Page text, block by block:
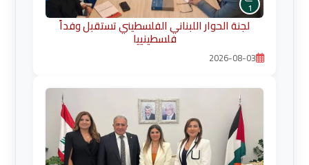
1
لجنة الحوار اللبناني الفلسطيني تستقبل وفداً
فلسطينييا
2026-08-03